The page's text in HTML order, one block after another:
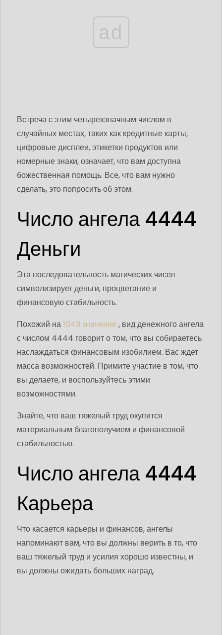
ad
Встреча с этим четырехзначным числом в
случайных местах, таких как кредитные карты,
цифровые дисплеи, этикетки продуктов или
номерные знаки, означает, что вам доступна
божественная помощь. Все, что вам нужно
сделать, это попросить об этом.
Число ангела 4444
Деньги
Эта последовательность магических чисел
символизирует деньги, процветание и
финансовую стабильность.
Похожий на1043 значение , вид денежного ангела
с числом 4444 говорит о том, что вы собираетесь
наслаждаться финансовым изобилием. Вас ждет
масса возможностей. Примите участие в том, что
вы делаете, и воспользуйтесь этими
возможностями.
Знайте, что ваш тяжелый труд окупится
материальным благополучием и финансовой
стабильностью.
Число ангела 4444
Карьера
Что касается карьеры и финансов, ангелы
напоминают вам, что вы должны верить в то, что
ваш тяжелый труд и усилия хорошо известны, и
вы должны ожидать больших наград.